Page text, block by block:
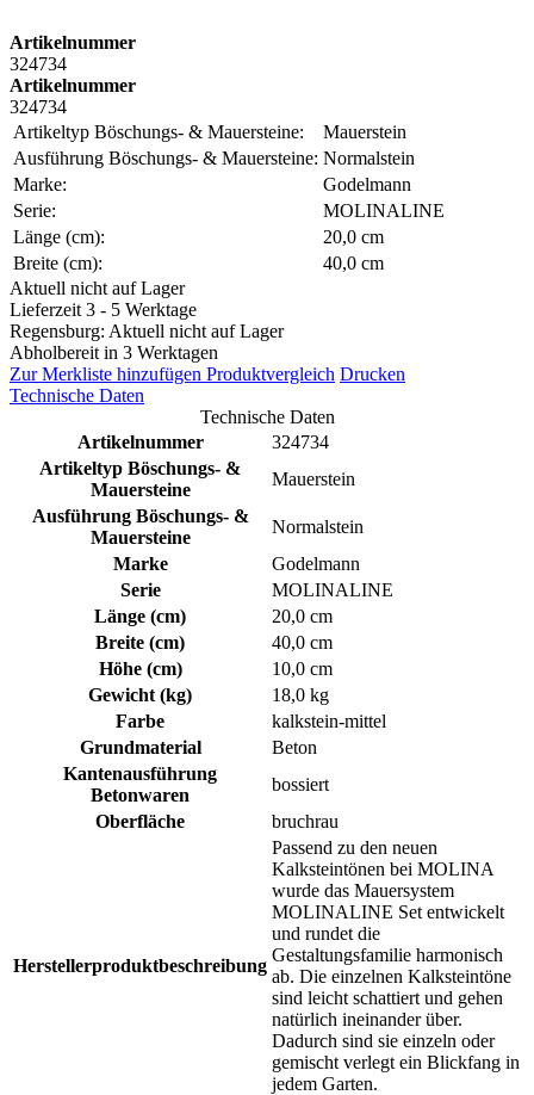
Artikelnummer
324734
Artikelnummer
324734
Artikeltyp Böschungs- & Mauersteine:
Mauerstein
Ausführung Böschungs- & Mauersteine: Normalstein
Marke:
Godelmann
Serie:
MOLINALINE
Länge (cm):
20,0 cm
Breite (cm):
40,0 cm
Aktuell nicht auf Lager
Lieferzeit 3 - 5 Werktage
Regensburg: Aktuell nicht auf Lager
Abholbereit in 3 Werktagen
Zur Merkliste hinzufügen Produktvergleich Drucken
Technische Daten
Technische Daten
Artikelnummer
324734
Artikeltyp Böschungs- &
Mauersteine
Mauerstein
Ausführung Böschungs- &
Mauersteine
Normalstein
Marke
Godelmann
Serie
MOLINALINE
Länge (cm)
20,0 cm
Breite (cm)
40,0 cm
Höhe (cm)
10,0 cm
Gewicht (kg)
18,0 kg
Farbe
kalkstein-mittel
Grundmaterial
Beton
Kantenausführung
Betonwaren
bossiert
Oberfläche
bruchrau
Herstellerproduktbeschreibung
Passend zu den neuen
Kalksteintönen bei MOLINA
wurde das Mauersystem
MOLINALINE Set entwickelt
und rundet die
Gestaltungsfamilie harmonisch
ab. Die einzelnen Kalksteintöne
sind leicht schattiert und gehen
natürlich ineinander über.
Dadurch sind sie einzeln oder
gemischt verlegt ein Blickfang in
jedem Garten.